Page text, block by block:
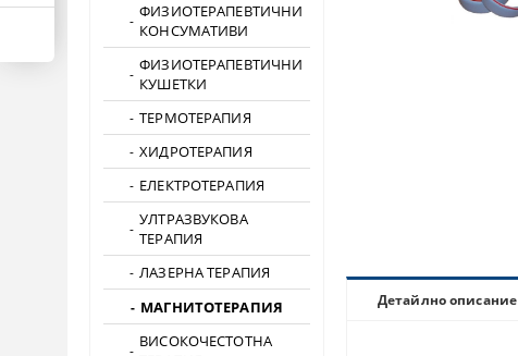
ФИЗИОТЕРАПЕВТИЧНИ
КОНСУМАТИВИ
ФИЗИОТЕРАПЕВТИЧНИ
КУШЕТКИ
ТЕРМОТЕРАПИЯ
ХИДРОТЕРАПИЯ
ЕЛЕКТРОТЕРАПИЯ
УЛТРАЗВУКОВА
ТЕРАПИЯ
ЛАЗЕРНА ТЕРАПИЯ
МАГНИТОТЕРАПИЯ
ВИСОКОЧЕСТОТНА
Детайлно описание